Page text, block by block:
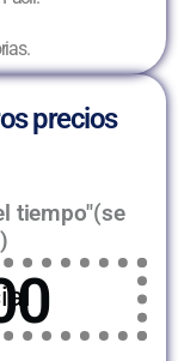
precios
tiempo"(se